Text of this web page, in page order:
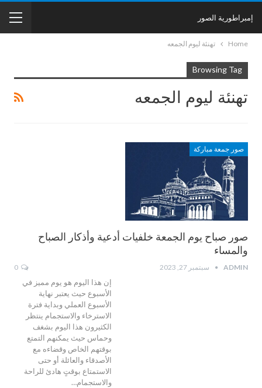
إمبراطورية الصور
Home تهنئة ليوم الجمعه
Browsing Tag
تهنئة ليوم الجمعه
صور جمعة مباركة
صور صباح يوم الجمعة خلفيات أدعية وأذكار الصباح
والمساء
ADMIN سبتمبر 27, 2023
إن هذا اليوم هو يوم مميز في
الأسبوع حيث يعتبر نهاية
الأسبوع العملي وبداية فترة
الاسترخاء والاستجمام ينتظر
الكثيرون هذا اليوم بشغف
وحماس حيث يمكنهم التمتع
بوقتهم الخاص وقضاءه مع
الأصدقاء والعائلة أو حتى
الاستمتاع بوقتٍ هادئ للراحة
والاستجمام…